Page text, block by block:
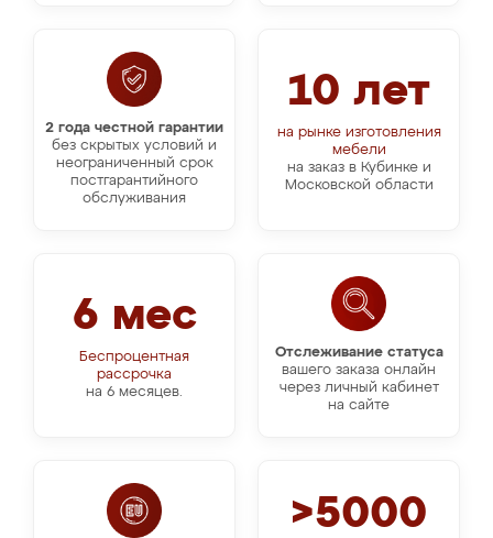
10 лет
на рынке изготовления
мебели
на заказ в Кубинке и
Московской области
2 года честной гарантии
без скрытых условий и
неограниченный срок
постгарантийного
обслуживания
Отслеживание статуса
вашего заказа онлайн
через личный кабинет
на сайте
6 мес
Беспроцентная
рассрочка
на 6 месяцев.
>5000